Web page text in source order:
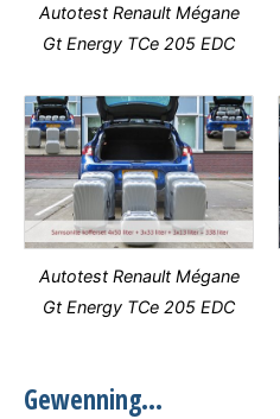
Autotest Renault Mégane
Gt Energy TCe 205 EDC
Autotest Renault Mégane
Gt Energy TCe 205 EDC
Gewenning…